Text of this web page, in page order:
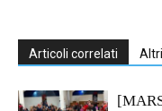
Articoli correlati